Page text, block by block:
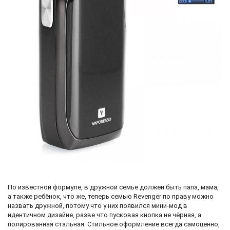
По известной формуле, в дружной семье должен быть папа, мама,
а также ребёнок, что же, теперь семью Revenger по праву можно
назвать дружной, потому что у них появился мини-мод в
идентичном дизайне, разве что пусковая кнопка не чёрная, а
полированная стальная. Стильное оформление всегда самоценно,